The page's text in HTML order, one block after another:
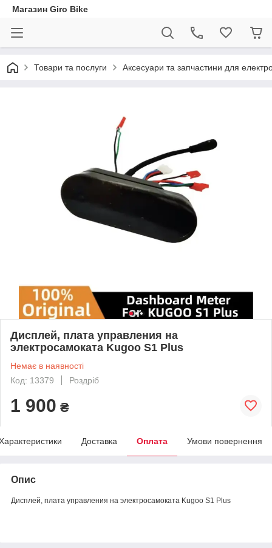
Магазин Giro Bike
Товари та послуги Аксесуари та запчастини для
Дисплей, плата управления на
электросамоката Kugoo S1 Plus
Немає в наявності
Код: 13379
Роздріб
1 900 ₴
Доставка Оплата Умови повернення
Опис
Дисплей, плата управления на электросамоката Kugoo S1 Plus